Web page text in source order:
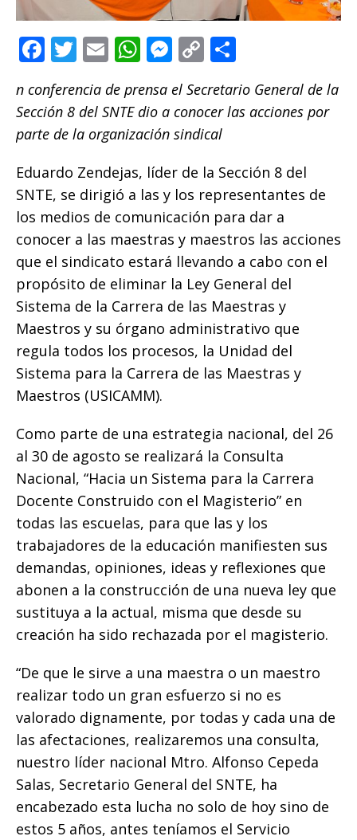
F
a
c
e
b
o
o
k
T
it
te
r
E
m
ai
l
W
at
s
A
p
p
M
e
ss
e
n
g
e
r
C
p
y
Li
n
k
m
p
ti
r
n conferencia de prensa el Secretario General de la
Sección 8 del SNTE dio a conocer las acciones por
parte de la organización sindical
Eduardo Zendejas, líder de la Sección 8 del
SNTE, se dirigió a las y los representantes de
los medios de comunicación para dar a
conocer a las maestras y maestros las acciones
que el sindicato estará llevando a cabo con el
propósito de eliminar la Ley General del
Sistema de la Carrera de las Maestras y
Maestros y su órgano administrativo que
regula todos los procesos, la Unidad del
Sistema para la Carrera de las Maestras y
Maestros (USICAMM).
Como parte de una estrategia nacional, del 26
al 30 de agosto se realizará la Consulta
Nacional, “Hacia un Sistema para la Carrera
Docente Construido con el Magisterio” en
todas las escuelas, para que las y los
trabajadores de la educación manifiesten sus
demandas, opiniones, ideas y reflexiones que
abonen a la construcción de una nueva ley que
sustituya a la actual, misma que desde su
creación ha sido rechazada por el magisterio.
“De que le sirve a una maestra o un maestro
realizar todo un gran esfuerzo si no es
valorado dignamente, por todas y cada una de
las afectaciones, realizaremos una consulta,
nuestro líder nacional Mtro. Alfonso Cepeda
Salas, Secretario General del SNTE, ha
encabezado esta lucha no solo de hoy sino de
estos 5 años, antes teníamos el Servicio